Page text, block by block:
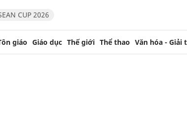
CUP 2026
giáo Giáo dục Thế giới Thể thao Văn hóa - Giải